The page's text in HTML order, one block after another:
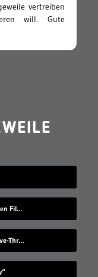
vertreiben
will. Gute
Alfred Hitchcock als Bösewicht in seinen Filmen
Mark Hamill überrascht Leute am Drive-Thru-Schalter